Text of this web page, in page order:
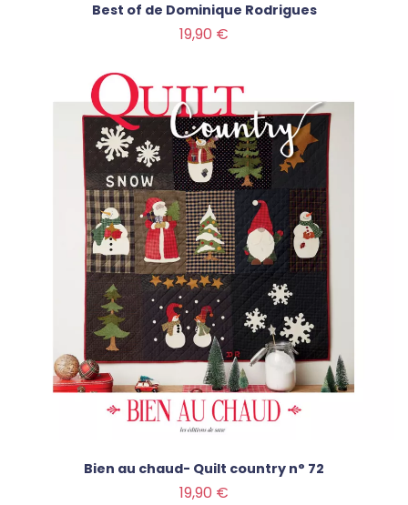
Best of de Dominique Rodrigues
19,90 €
Bien au chaud- Quilt country n° 72
19,90 €